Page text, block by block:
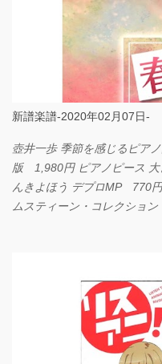
新譜楽譜-2020年02月07日-
壺井一歩 季節を感じるピア
版 1,980円 ピアノピース 大
んきよほう デプロMP 770
ムスティーン・コレクショ